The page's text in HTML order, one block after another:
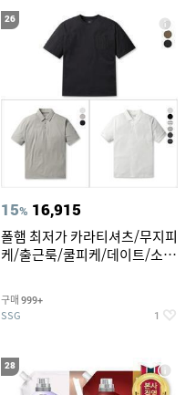
26
15% 16,915
폴햄 최저가 카라티셔츠/무지피
케/출근룩/쿨피케/데이트/소로
구매 999+
SSG 1
28